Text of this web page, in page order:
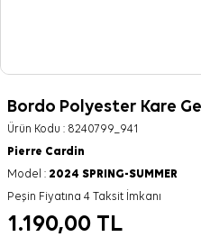
Bordo Polyester Kare
Ürün Kodu : 8240799_941
Pierre Cardin
Model : 2024 SPRING-SUMMER
Peşin Fiyatına 4 Taksit İmkanı
1.190,00 TL